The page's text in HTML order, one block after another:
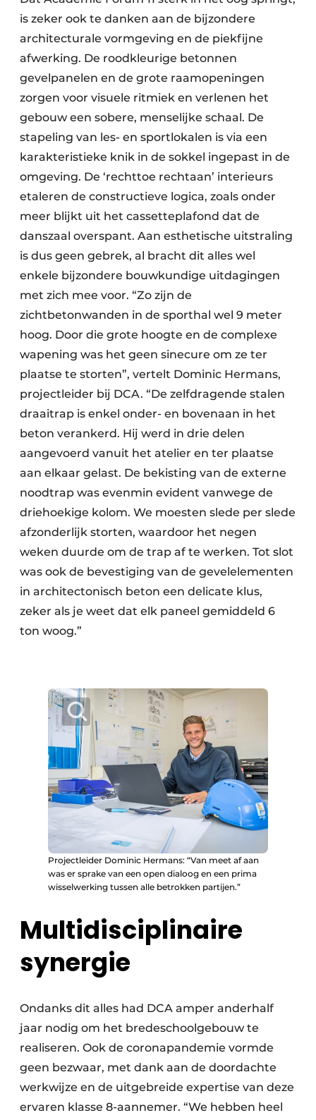
is zeker ook te danken aan de bijzondere
architecturale vormgeving en de piekfijne
afwerking. De roodkleurige betonnen
gevelpanelen en de grote raamopeningen
zorgen voor visuele ritmiek en verlenen het
gebouw een sobere, menselijke schaal. De
stapeling van les- en sportlokalen is via een
karakteristieke knik in de sokkel ingepast in de
omgeving. De ‘rechttoe rechtaan’ interieurs
etaleren de constructieve logica, zoals onder
meer blijkt uit het cassetteplafond dat de
danszaal overspant. Aan esthetische uitstraling
is dus geen gebrek, al bracht dit alles wel
enkele bijzondere bouwkundige uitdagingen
met zich mee voor. “Zo zijn de
zichtbetonwanden in de sporthal wel 9 meter
hoog. Door die grote hoogte en de complexe
wapening was het geen sinecure om ze ter
plaatse te storten”, vertelt Dominic Hermans,
projectleider bij DCA. “De zelfdragende stalen
draaitrap is enkel onder- en bovenaan in het
beton verankerd. Hij werd in drie delen
aangevoerd vanuit het atelier en ter plaatse
aan elkaar gelast. De bekisting van de externe
noodtrap was evenmin evident vanwege de
driehoekige kolom. We moesten slede per slede
afzonderlijk storten, waardoor het negen
weken duurde om de trap af te werken. Tot slot
was ook de bevestiging van de gevelelementen
in architectonisch beton een delicate klus,
zeker als je weet dat elk paneel gemiddeld 6
ton woog.”
Projectleider Dominic Hermans: “Van meet af aan
was er sprake van een open dialoog en een prima
wisselwerking tussen alle betrokken partijen.”
Multidisciplinaire
synergie
Ondanks dit alles had DCA amper anderhalf
jaar nodig om het bredeschoolgebouw te
realiseren. Ook de coronapandemie vormde
geen bezwaar, met dank aan de doordachte
werkwijze en de uitgebreide expertise van deze
ervaren klasse 8-aannemer. “We hebben heel